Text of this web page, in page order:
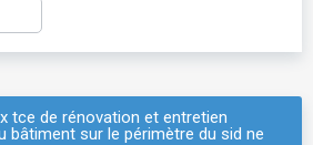
tce de rénovation et entretien
bâtiment sur le périmètre du sid ne